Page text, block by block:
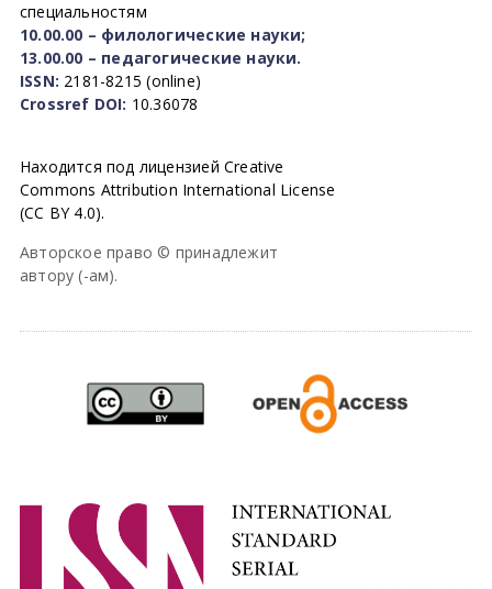
специальностям
10.00.00 – филологические науки;
13.00.00 – педагогические науки.
ISSN: 2181-8215 (online)
Crossref DOI: 10.36078
Находится под лицензией Creative
Commons Attribution International License
(CC BY 4.0).
Авторское право © принадлежит
автору (-ам).